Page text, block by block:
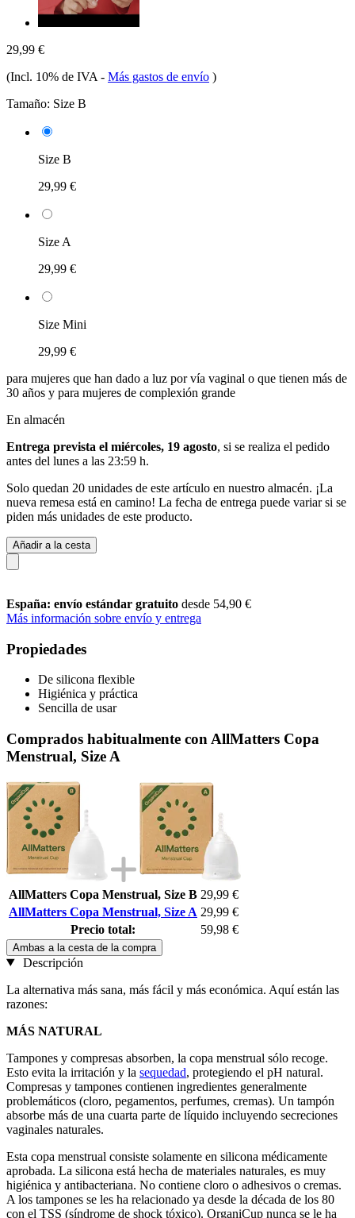
29,99 €
(Incl. 10% de IVA - Más gastos de envío )
Tamaño: Size B
Size B
29,99 €
Size A
29,99 €
Size Mini
29,99 €
para mujeres que han dado a luz por vía vaginal o que tienen más de
30 años y para mujeres de complexión grande
En almacén
Entrega prevista el miércoles, 19 agosto, si se realiza el pedido
antes del lunes a las 23:59 h.
Solo quedan 20 unidades de este artículo en nuestro almacén. ¡La
nueva remesa está en camino! La fecha de entrega puede variar si se
piden más unidades de este producto.
Añadir a la cesta
España: envío estándar gratuito desde 54,90 €
Más información sobre envío y entrega
Propiedades
De silicona flexible
Higiénica y práctica
Sencilla de usar
Comprados habitualmente con AllMatters Copa
Menstrual, Size A
AllMatters Copa Menstrual, Size B 29,99 €
AllMatters Copa Menstrual, Size A 29,99 €
Precio total:
59,98 €
Ambas a la cesta de la compra
Descripción
La alternativa más sana, más fácil y más económica. Aquí están las
razones:
MÁS NATURAL
Tampones y compresas absorben, la copa menstrual sólo recoge.
Esto evita la irritación y la sequedad, protegiendo el pH natural.
Compresas y tampones contienen ingredientes generalmente
problemáticos (cloro, pegamentos, perfumes, cremas). Un tampón
absorbe más de una cuarta parte de líquido incluyendo secreciones
vaginales naturales.
Esta copa menstrual consiste solamente en silicona médicamente
aprobada. La silicona está hecha de materiales naturales, es muy
higiénica y antibacteriana. No contiene cloro o adhesivos o cremas.
A los tampones se les ha relacionado ya desde la década de los 80
con el TSS (síndrome de shock tóxico). OrganiCup nunca se le ha